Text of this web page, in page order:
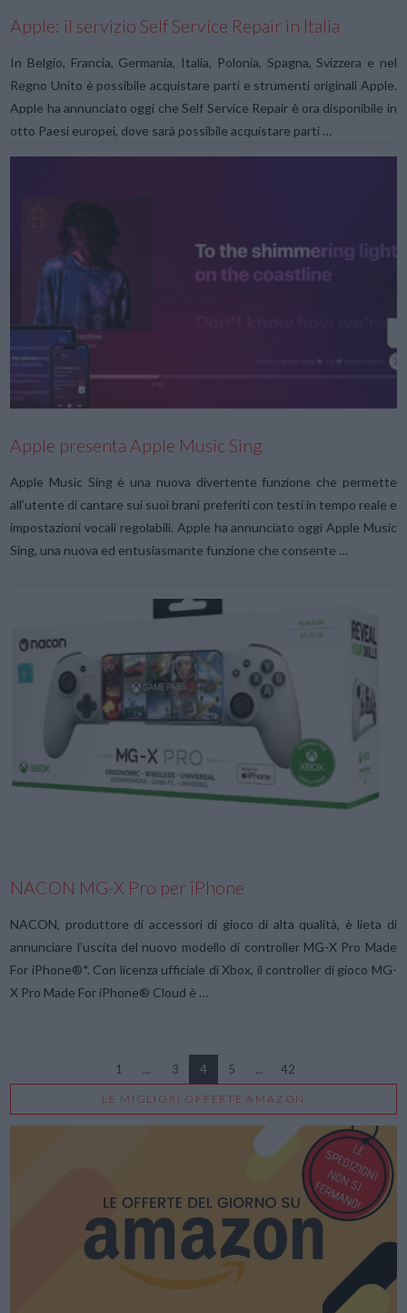
Apple: il servizio Self Service Repair in Italia
In Belgio, Francia, Germania, Italia, Polonia, Spagna, Svizzera e nel
Regno Unito è possibile acquistare parti e strumenti originali Apple.
Apple ha annunciato oggi che Self Service Repair è ora disponibile in
otto Paesi europei, dove sarà possibile acquistare parti …
VIEW POST
Apple presenta Apple Music Sing
Apple Music Sing è una nuova divertente funzione che permette
all’utente di cantare sui suoi brani preferiti con testi in tempo reale e
impostazioni vocali regolabili. Apple ha annunciato oggi Apple Music
Sing, una nuova ed entusiasmante funzione che consente …
VIEW POST
NACON MG-X Pro per iPhone
NACON, produttore di accessori di gioco di alta qualità, è lieta di
annunciare l’uscita del nuovo modello di controller MG-X Pro Made
For iPhone®*. Con licenza ufficiale di Xbox, il controller di gioco MG-
X Pro Made For iPhone® Cloud è …
1 ... 3 4 5 ... 42
LE MIGLIORI OFFERTE AMAZON